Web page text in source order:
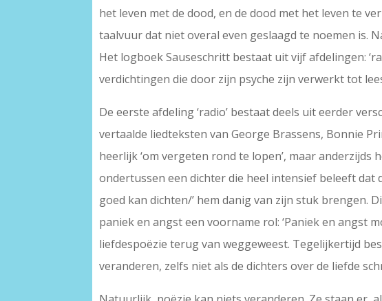
het leven met de dood, en de dood met het leven te
taalvuur dat niet overal even geslaagd te noemen is.
Het logboek Sauseschritt bestaat uit vijf afdelingen:
verdichtingen die door zijn psyche zijn verwerkt tot
De eerste afdeling ‘radio’ bestaat deels uit eerder
vertaalde liedteksten van George Brassens, Bonnie
heerlijk ‘om vergeten rond te lopen’, maar anderzijds
ondertussen een dichter die heel intensief beleeft dat
goed kan dichten/’ hem danig van zijn stuk brengen.
paniek en angst een voorname rol: ‘Paniek en angst
liefdespoëzie terug van weggeweest. Tegelijkertijd
veranderen, zelfs niet als de dichters over de liefde